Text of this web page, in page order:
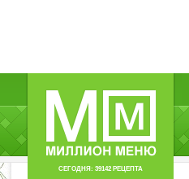
СЕГОДНЯ: 39142 РЕЦЕПТА